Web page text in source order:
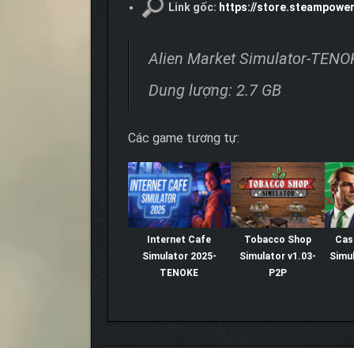
Link gốc: https://
Alien Market Simulator-
Dung lượng: 2.7 GB
Các game tương tự:
Internet Cafe
Simulator 2025-
TENOKE
Tobacco Shop
Simulator v1.03-
P2P